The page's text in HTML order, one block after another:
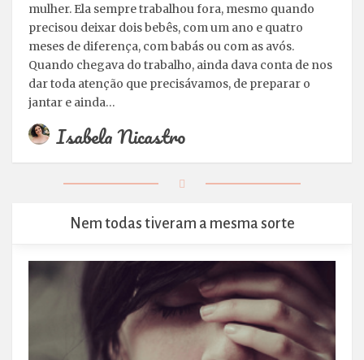
mulher. Ela sempre trabalhou fora, mesmo quando
precisou deixar dois bebês, com um ano e quatro
meses de diferença, com babás ou com as avós.
Quando chegava do trabalho, ainda dava conta de nos
dar toda atenção que precisávamos, de preparar o
jantar e ainda…
Isabela Nicastro
Nem todas tiveram a mesma sorte